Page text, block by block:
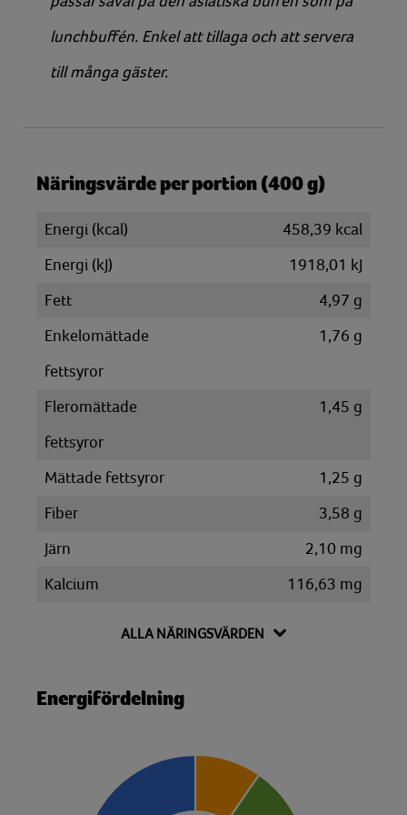
lunchbuffén. Enkel att tillaga och att servera
till många gäster.
Näringsvärde per portion (400 g)
Energi (kcal)
458,39 kcal
Energi (kJ)
1918,01 kJ
Fett
4,97 g
Enkelomättade
fettsyror
1,76 g
Fleromättade
fettsyror
1,45 g
Mättade fettsyror
1,25 g
Fiber
3,58 g
Järn
2,10 mg
Kalcium
116,63 mg
Kolhydrat
Monosackarider
Sackaros
ALLA NÄRINGSVÄRDEN
Energifördelning